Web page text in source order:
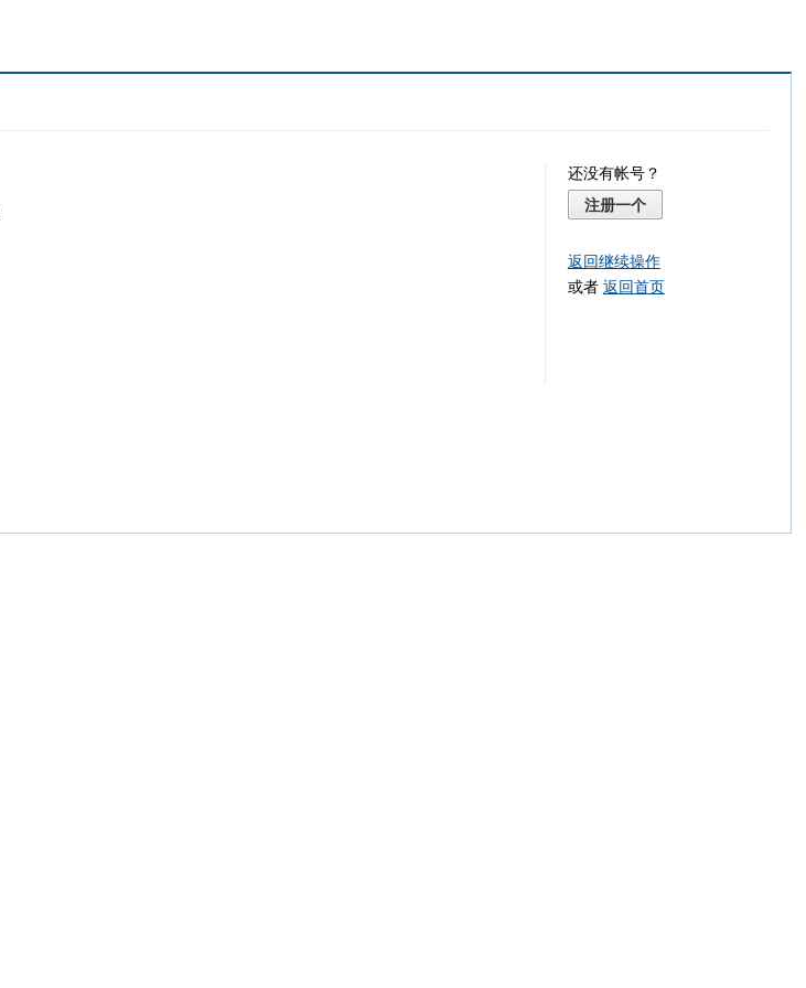
还没有帐号？
注册一个
返回继续操作
或者 返回首页